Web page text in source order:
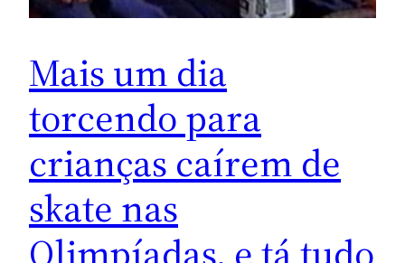
Mais um dia
torcendo para
crianças caírem de
skate nas